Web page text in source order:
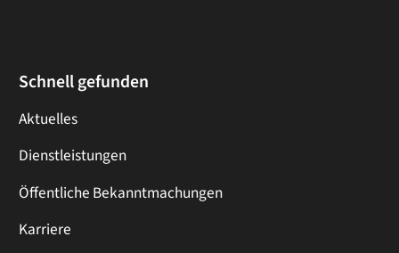
Schnell gefunden
Aktuelles
Dienstleistungen
Öffentliche Bekanntmachungen
Karriere